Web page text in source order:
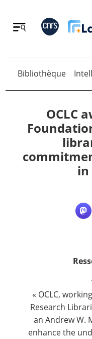
Retour
Qui sommes nous ?
Retour
Bibliothèque
OCLC
in
« OCLC,
Research
an Andrew W.
enhance the